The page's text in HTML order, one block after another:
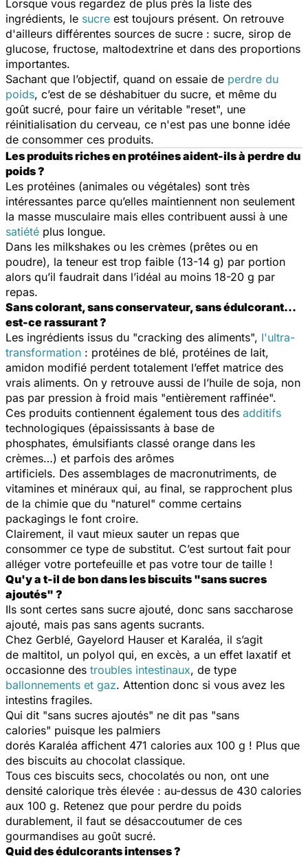
Lorsque vous regardez de plus près la liste des
ingrédients, le sucre est toujours présent. On retrouve
d'ailleurs différentes sources de sucre : sucre, sirop de
glucose, fructose, maltodextrine et dans des proportions
importantes.
Sachant que l’objectif, quand on essaie de perdre du
poids, c’est de se déshabituer du sucre, et même du
goût sucré, pour faire un véritable "reset", une
réinitialisation du cerveau, ce n'est pas une bonne idée
de consommer ces produits.
Les produits riches en protéines aident-ils à perdre du
poids ?
Les protéines (animales ou végétales) sont très
intéressantes parce qu’elles maintiennent non seulement
la masse musculaire mais elles contribuent aussi à une
satiété plus longue.
Dans les milkshakes ou les crèmes (prêtes ou en
poudre), la teneur est trop faible (13-14 g) par portion
alors qu’il faudrait dans l’idéal au moins 18-20 g par
repas.
Sans colorant, sans conservateur, sans édulcorant...
est-ce rassurant ?
Les ingrédients issus du "cracking des aliments", l'ultra-
transformation : protéines de blé, protéines de lait,
amidon modifié perdent totalement l’effet matrice des
vrais aliments. On y retrouve aussi de l’huile de soja, non
pas par pression à froid mais "entièrement raffinée".
Ces produits contiennent également tous des additifs
technologiques (épaississants à base de
phosphates, émulsifiants classé orange dans les
crèmes…) et parfois des arômes
artificiels. Des assemblages de macronutriments, de
vitamines et minéraux qui, au final, se rapprochent plus
de la chimie que du "naturel" comme certains
packagings le font croire.
Clairement, il vaut mieux sauter un repas que
consommer ce type de substitut. C’est surtout fait pour
alléger votre portefeuille et pas votre tour de taille !
Qu'y a t-il de bon dans les biscuits "sans sucres
ajoutés" ?
Ils sont certes sans sucre ajouté, donc sans saccharose
ajouté, mais pas sans agents sucrants.
Chez Gerblé, Gayelord Hauser et Karaléa, il s’agit
de maltitol, un polyol qui, en excès, a un effet laxatif et
occasionne des troubles intestinaux, de type
ballonnements et gaz. Attention donc si vous avez les
intestins fragiles.
Qui dit "sans sucres ajoutés" ne dit pas "sans
calories" puisque les palmiers
dorés Karaléa affichent 471 calories aux 100 g ! Plus que
des biscuits au chocolat classique.
Tous ces biscuits secs, chocolatés ou non, ont une
densité calorique très élevée : au-dessus de 430 calories
aux 100 g. Retenez que pour perdre du poids
durablement, il faut se désaccoutumer de ces
gourmandises au goût sucré.
Quid des édulcorants intenses ?